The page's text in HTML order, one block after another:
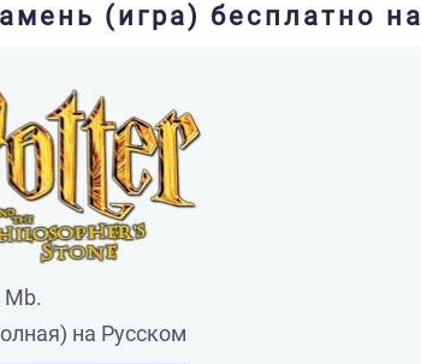
(игра) бесплатно
на Русском